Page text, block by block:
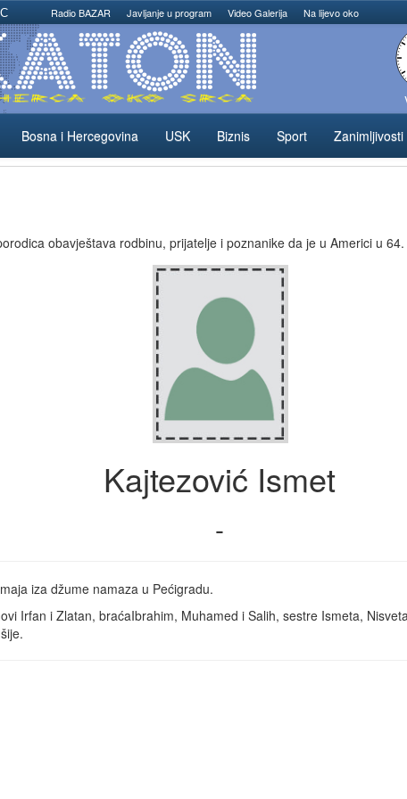
Radio BAZAR Javljanje u program Video Galerija Na lijevo oko
Bosna i Hercegovina USK Biznis Sport Zanimljivosti
obavještava rodbinu, prijatelje i poznanike da je u Americi u
Kajtezović Ismet
-
iza džume namaza u Pećigradu.
Irfan i Zlatan, braćaIbrahim, Muhamed i Salih, sestre Ismeta,